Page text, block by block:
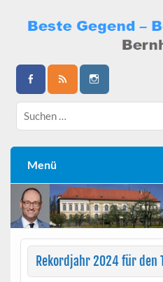
content
Bernhard
Menü
Rekordjahr 2024 für den